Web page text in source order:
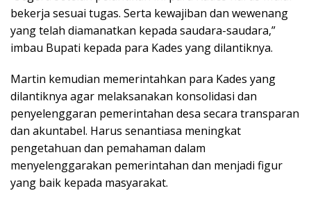
bekerja sesuai tugas. Serta kewajiban dan wewenang
yang telah diamanatkan kepada saudara-saudara,”
imbau Bupati kepada para Kades yang dilantiknya.
Martin kemudian memerintahkan para Kades yang
dilantiknya agar melaksanakan konsolidasi dan
penyelenggaran pemerintahan desa secara transparan
dan akuntabel. Harus senantiasa meningkat
pengetahuan dan pemahaman dalam
menyelenggarakan pemerintahan dan menjadi figur
yang baik kepada masyarakat.